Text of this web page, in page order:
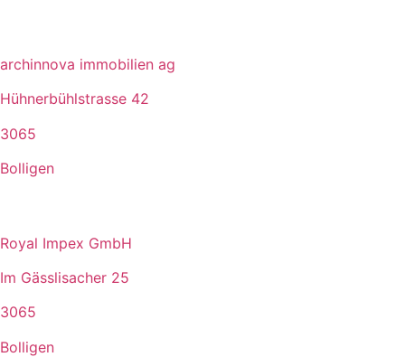
archinnova immobilien ag
Hühnerbühlstrasse 42
3065
Bolligen
Royal Impex GmbH
Im Gässlisacher 25
3065
Bolligen